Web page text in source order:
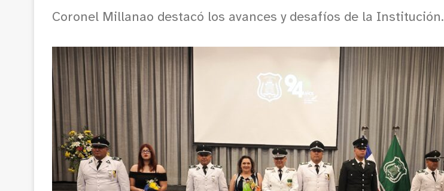
Coronel Millanao destacó los avances y desafíos de la Institución.